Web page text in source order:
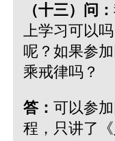
（十三）问：
上学习可以
呢？如果参
乘戒律吗？
答： 可以参
程，只讲了